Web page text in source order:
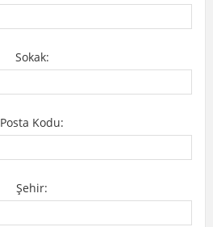
Sokak:
Posta Kodu:
Şehir: